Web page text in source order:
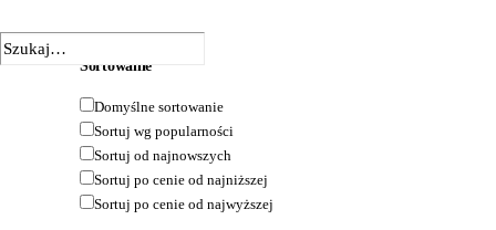
Sortowanie
Domyślne sortowanie
Sortuj wg popularności
Sortuj od najnowszych
Sortuj po cenie od najniższej
Sortuj po cenie od najwyższej